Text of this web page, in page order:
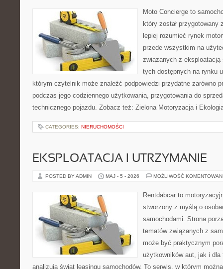
Moto Concierge to
który został
lepiej rozumieć rynek
przede wszystkim na
związanych z eksploatacją
tych dostępnych na rynku
którym czytelnik może znaleźć podpowiedzi przydatne zarówno
podczas jego codziennego użytkowania, przygotowania do
technicznego pojazdu. Zobacz też: Zielona Motoryzacja i
CATEGORIES: NIERUCHOMOŚCI
EKSPLOATACJA I UTRZYMANIE
POSTED BY ADMIN MAJ - 5 - 2026 MOŻLIWOŚĆ
Rentdabcar to
stworzony z myślą o
samochodami. Strona
tematów związanych z
może być praktycznym
użytkowników aut, jak i
analizują świat leasingu samochodów. To serwis, w którym